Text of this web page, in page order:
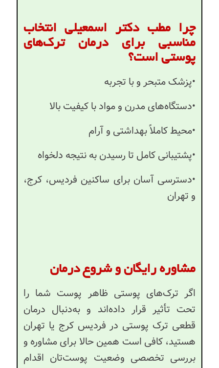
چرا مطب دکتر اسمعیلی انتخاب
مناسبی برای درمان ترک‌های
پوستی است؟
•پزشک متبحر و با تجربه
•دستگاه‌های مدرن و مواد با کیفیت بالا
•محیط کاملاً بهداشتی و آرام
•پشتیبانی کامل تا رسیدن به نتیجه دلخواه
•دسترسی آسان برای ساکنین فردیس، کرج،
و تهران
مشاوره رایگان و شروع درمان
اگر ترک‌های پوستی ظاهر پوست شما را
تحت تأثیر قرار داده‌اند و به‌دنبال درمان
قطعی ترک پوستی در فردیس کرج یا تهران
هستید، کافی است همین حالا برای مشاوره و
بررسی تخصصی وضعیت پوست‌تان اقدام